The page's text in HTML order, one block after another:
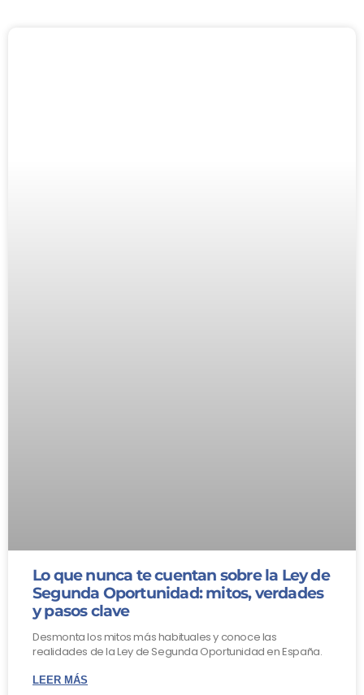
Lo que nunca te cuentan sobre la Ley de
Segunda Oportunidad: mitos, verdades
y pasos clave
Desmonta los mitos más habituales y conoce las
realidades de la Ley de Segunda Oportunidad en España.
LEER MÁS